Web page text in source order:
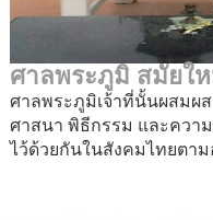
ศาลพระภูมิ สมัยใ
ศาลพระภูมิเจ้าที่นั้นผสมผ
ศาสนา พิธีกรรม และควา
ไว้ด้วยกันในสังคมไทยตาม